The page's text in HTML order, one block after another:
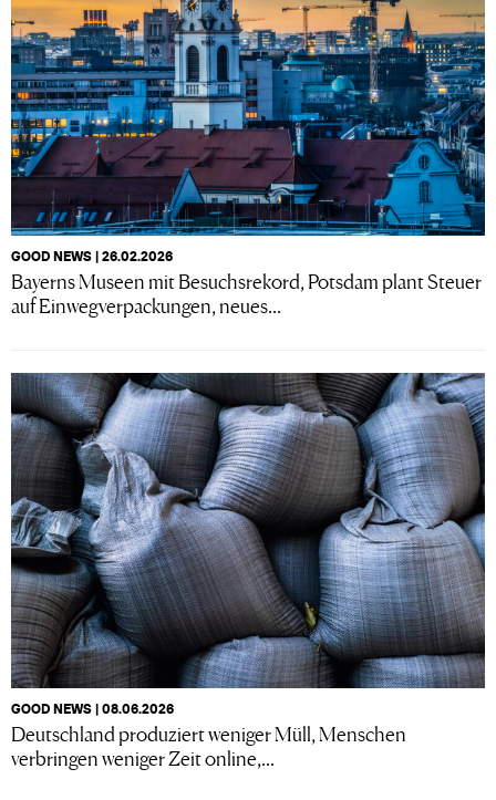
GOOD NEWS | 26.02.2026
Bayerns Museen mit Besuchsrekord, Potsdam plant Steuer
auf Einwegverpackungen, neues...
GOOD NEWS | 08.06.2026
Deutschland produziert weniger Müll, Menschen
verbringen weniger Zeit online,...